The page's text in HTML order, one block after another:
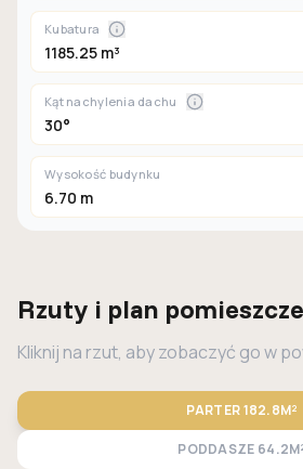
Kubatura
1185.25 m³
Kąt nachylenia dachu
30°
Wysokość budynku
6.70 m
Rzuty i plan
Kliknij na rzut, aby zobaczyć go w
PARTER182.8M²
PODDASZE